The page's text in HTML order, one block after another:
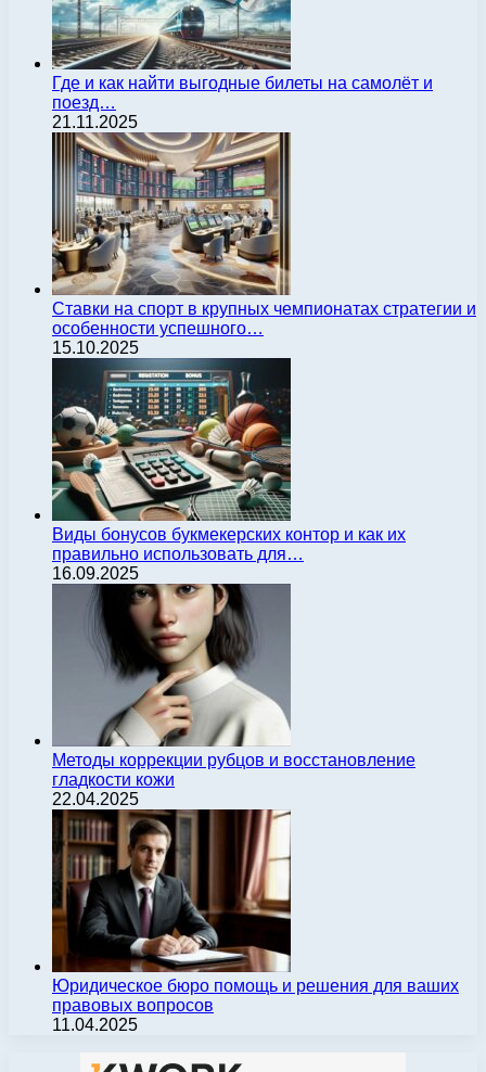
Где и как найти выгодные билеты на самолёт и
поезд…
21.11.2025
Ставки на спорт в крупных чемпионатах стратегии и
особенности успешного…
15.10.2025
Виды бонусов букмекерских контор и как их
правильно использовать для…
16.09.2025
Методы коррекции рубцов и восстановление
гладкости кожи
22.04.2025
Юридическое бюро помощь и решения для ваших
правовых вопросов
11.04.2025